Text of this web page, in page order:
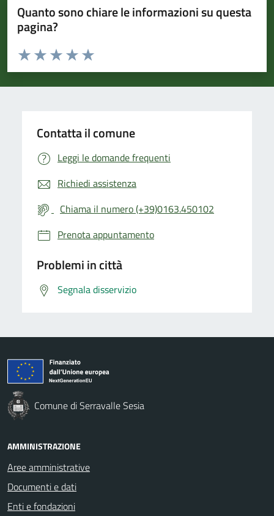
Quanto sono chiare le informazioni su questa
pagina?
Valuta da 1 a 5 stelle la pagina
Valuta 5 stelle su 5
Valuta 4 stelle su 5
Valuta 3 stelle su 5
Valuta 2 stelle su 5
Valuta 1 stelle su 5
Contatta il comune
Leggi le domande frequenti
Richiedi assistenza
Chiama il numero (+39)0163.450102
Prenota appuntamento
Problemi in città
Segnala disservizio
Comune di Serravalle Sesia
AMMINISTRAZIONE
Aree amministrative
Documenti e dati
Enti e fondazioni